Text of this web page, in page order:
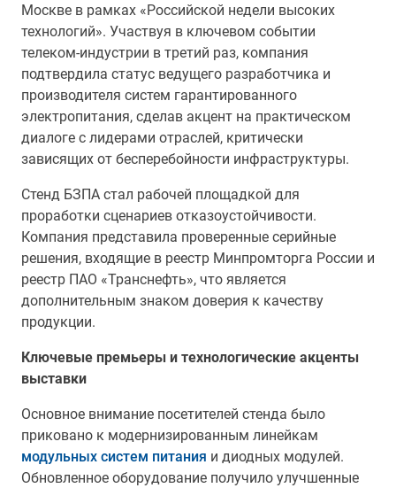
Москве в рамках «Российской недели высоких
технологий». Участвуя в ключевом событии
телеком-индустрии в третий раз, компания
подтвердила статус ведущего разработчика и
производителя систем гарантированного
электропитания, сделав акцент на практическом
диалоге с лидерами отраслей, критически
зависящих от бесперебойности инфраструктуры.
Стенд БЗПА стал рабочей площадкой для
проработки сценариев отказоустойчивости.
Компания представила проверенные серийные
решения, входящие в реестр Минпромторга России и
реестр ПАО «Транснефть», что является
дополнительным знаком доверия к качеству
продукции.
Ключевые премьеры и технологические акценты
выставки
Основное внимание посетителей стенда было
приковано к модернизированным линейкам
модульных систем питания и диодных модулей.
Обновленное оборудование получило улучшенные